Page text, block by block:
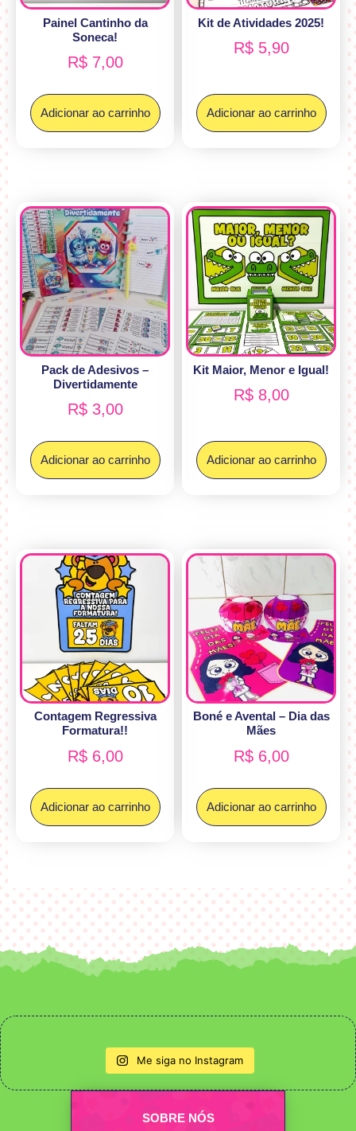
Painel Cantinho da
Soneca!
R$7,00
Adicionar ao carrinho
Kit de Atividades 2025!
R$5,90
Adicionar ao carrinho
Pack de Adesivos –
Divertidamente
R$3,00
Adicionar ao carrinho
Kit Maior, Menor e Igual!
R$8,00
Adicionar ao carrinho
Contagem Regressiva
Formatura!!
R$6,00
Adicionar ao carrinho
Boné e Avental – Dia das
Mães
R$6,00
Adicionar ao carrinho
Me siga no Instagram
SOBRE NÓS